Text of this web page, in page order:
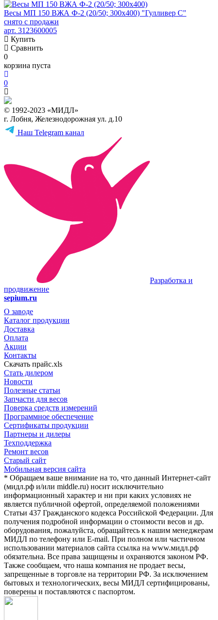
Весы МП 150 ВЖА Ф-2 (20/50; 300х400) "Гулливер С"
снято с продажи
арт. 3123600005
Купить
Сравнить
0
корзина пуста
0
© 1992-2023 «МИДЛ»
г. Лобня, Железнодорожная ул. д.10
Наш Telegram канал
Разработка и
продвижение
sepium.ru
О заводе
Каталог продукции
Доставка
Оплата
Акции
Контакты
Скачать прайс.xls
Стать дилером
Новости
Полезные статьи
Запчасти для весов
Поверка средств измерений
Программное обеспечение
Сертификаты продукции
Партнеры и дилеры
Техподдержка
Ремонт весов
Старый сайт
Мобильная версия сайта
* Обращаем ваше внимание на то, что данный Интернет-сайт
(мидл.рф и/или middle.ru) носит исключительно
информационный характер и ни при каких условиях не
является публичной офертой, определяемой положениями
Статьи 437 Гражданского кодекса Российской Федерации. Для
получения подробной информации о стоимости весов и др.
оборудования, пожалуйста, обращайтесь к нашим менеджерам
МИДЛ по телефону или E-mail. При полном или частичном
использовании материалов сайта ссылка на www.мидл.рф
обязательна. Все права защищены и охраняются законом РФ.
Также сообщаем, что наша компания не продает весы,
запрещенные в торговле на территории РФ. За исключением
бытовых и технологических, весы МИДЛ сертифицированы,
поверены и поставляются с паспортом.